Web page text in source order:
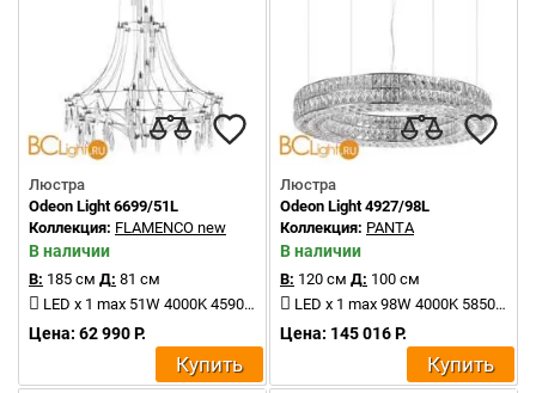
Люстра
Odeon Light 6699/51L
Коллекция: FLAMENCO new
В наличии
В: 185 см Д: 81 см
LED x 1 max 51W 4000K 4590Lm
Цена: 62 990 Р.
Купить
Люстра
Odeon Light 4927/98L
Коллекция: PANTA
В наличии
В: 120 см Д: 100 см
LED x 1 max 98W 4000K 5850Lm
Цена: 145 016 Р.
Купить